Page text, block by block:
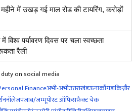
में उखड़ गई माल रोड की टायरिंग, करोड़ों
पर्यावरण दिवस पर चला स्वच्छता
रैली
on social media
Financeअभी-अभीउत्तराखंडऊनाकाँगड़ाकिन्नौर
नॉलेजपंजाब/जम्मूपोस्ट ऑफिसफ़ैक्ट चेक